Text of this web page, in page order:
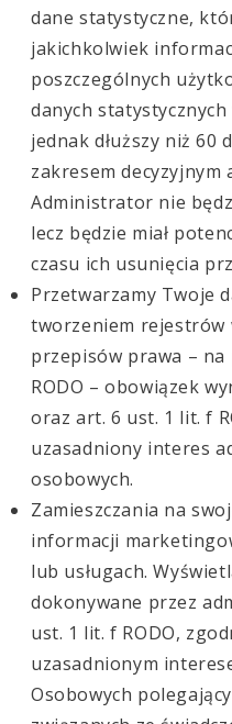
dane statystyczne,
jakichkolwiek
poszczególnych
danych
jednak dłuższy niż 60
zakresem
Administrator nie
lecz będzie miał
czasu ich usunięcia
Przetwarzamy Twoje
tworzeniem rejestrów
przepisów prawa –
RODO – obowiązek
oraz art. 6 ust. 1 lit. f
uzasadniony interes
osobowych.
Zamieszczania na
informacji
lub usługach.
dokonywane przez
ust. 1 lit. f RODO,
uzasadnionym
Osobowych